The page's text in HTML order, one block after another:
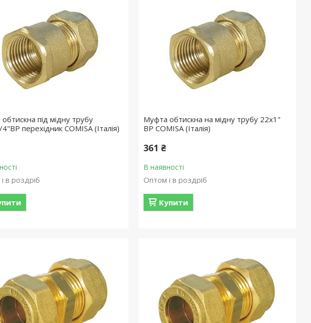
під мідну трубу
перехідник COMISA (Італія)
в роздріб
Муфта обтискна на мідну трубу 22х1"
ВР COMISA (Італія)
361 ₴
В наявності
Оптом і в роздріб
Купити